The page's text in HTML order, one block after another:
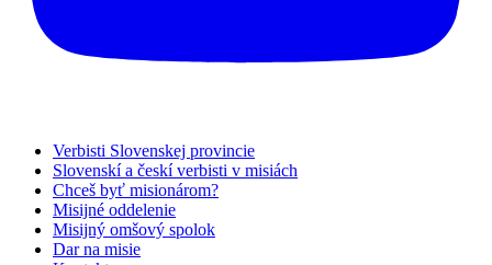
Verbisti Slovenskej provincie
Slovenskí a českí verbisti v misiách
Chceš byť misionárom?
Misijné oddelenie
Misijný omšový spolok
Dar na misie